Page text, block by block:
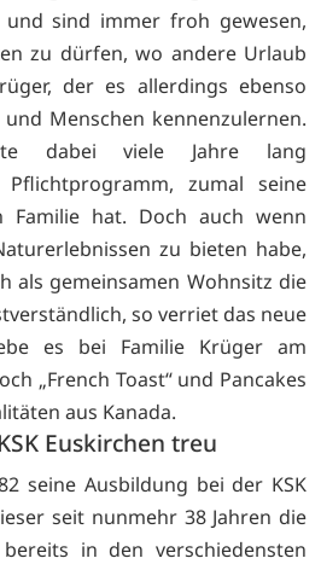
sind immer froh gewesen,
zu dürfen, wo andere Urlaub
der es allerdings ebenso
Menschen kennenzulernen.
dabei viele Jahre lang
zumal seine
Familie hat. Doch auch wenn
zu bieten habe,
als gemeinsamen Wohnsitz die
so verriet das neue
es bei Familie Krüger am
„French Toast“ und Pancakes
aus Kanada.
Euskirchen treu
seine Ausbildung bei der KSK
seit nunmehr 38 Jahren die
in den verschiedensten